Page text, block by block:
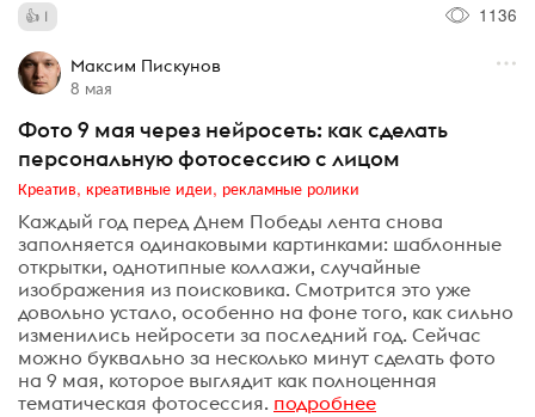
1 1136
Максим Пискунов
8 мая
Фото 9 мая через нейросеть: как сделать
персональную фотосессию с лицом
Креатив, креативные идеи, рекламные ролики
Каждый год перед Днем Победы лента снова
заполняется одинаковыми картинками: шаблонные
открытки, однотипные коллажи, случайные
изображения из поисковика. Смотрится это уже
довольно устало, особенно на фоне того, как сильно
изменились нейросети за последний год. Сейчас
можно буквально за несколько минут сделать фото
на 9 мая, которое выглядит как полноценная
тематическая фотосессия. подробнее